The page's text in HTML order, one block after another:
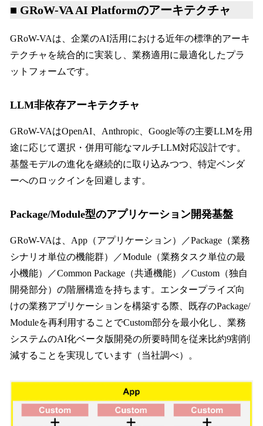
■ GRoW-VA AI Platformのアーキテクチャ
GRoW-VAは、企業のAI活用における近年の標準的アーキ
テクチャを統合的に実装し、業務適用に最適化したプラ
ットフォームです。
LLM非依存アーキテクチャ
GRoW-VAはOpenAI、Anthropic、Google等の主要LLMを用
途に応じて選択・併用可能なマルチLLM対応設計です。
基盤モデルの進化を継続的に取り込みつつ、特定ベンダ
ーへのロックインを回避します。
Package/Module型のアプリケーション開発基盤
GRoW-VAは、App（アプリケーション）／Package（業務
シナリオ単位の機能群）／Module（業務タスク単位の最
小機能）／Common Package（共通機能）／Custom（独自
開発部分）の階層構造を持ちます。エンタープライズ向
けの業務アプリケーションを構築する際、既存のPackage/
Moduleを再利用することでCustom部分を最小化し、業務
システムのAI化ベータ版開発の所要時間を従来比約9割削
減することを実現しています（当社調べ）。